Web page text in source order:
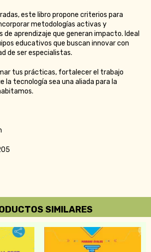
este libro propone criterios para
metodologías activas y
de aprendizaje que generan impacto. Ideal
educativos que buscan innovar con
de ser especialistas.
tus prácticas, fortalecer el trabajo
la tecnología sea una aliada para la
SIMILARES